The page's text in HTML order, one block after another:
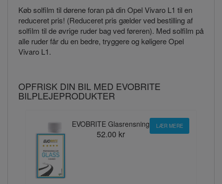
Køb solfilm til dørene foran på din Opel Vivaro L1 til en
reduceret pris! (Reduceret pris gælder ved bestilling af
solfilm til de øvrige ruder bag ved føreren). Med solfilm på
alle ruder får du en bedre, tryggere og køligere Opel
Vivaro L1.
OPFRISK DIN BIL MED EVOBRITE
BILPLEJEPRODUKTER
EVOBRITE Glasrensning
52.00 kr
LÆR MERE